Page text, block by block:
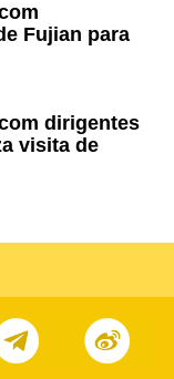
Fujian para
dirigentes
visita de